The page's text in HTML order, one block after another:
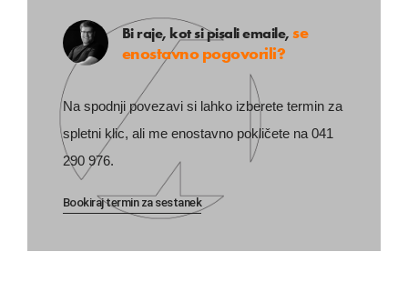
Bi raje, kot si pisali emaile,se
enostavno pogovorili?
Na spodnji povezavi si lahko izberete termin za
spletni klic, ali me enostavno pokličete na 041
290 976.
Bookiraj termin za sestanek